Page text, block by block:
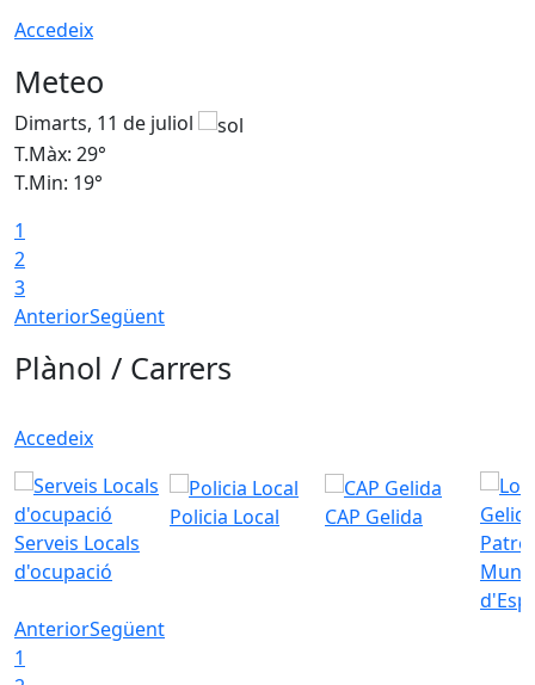
Accedeix
Meteo
Dimarts, 11 de juliol
T.Màx: 29°
T.Min: 19°
1
2
3
AnteriorSegüent
Plànol / Carrers
Accedeix
Serveis Locals
d'ocupació
Policia Local
CAP Gelida
AnteriorSegüent
1